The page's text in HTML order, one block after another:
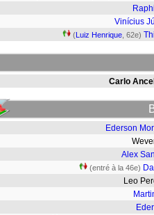
Vinícius
(Luiz Henrique , 62e)
Carlo
Ederson
Alex
(entré à la 46e)
Leo